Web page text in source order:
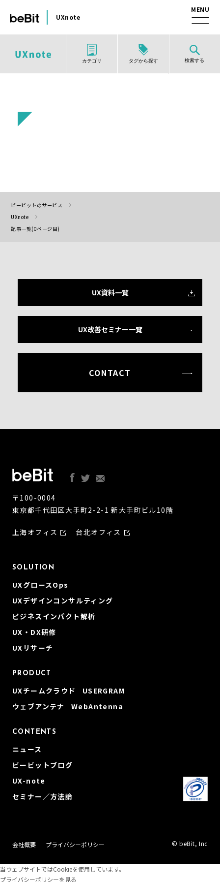
UXnote
カテゴリ タグから探す 検索する
ビービットのサービス
UXnote
記事一覧(0ページ目)
UX資料一覧
UX改善セミナー一覧
CONTACT
〒100-0004
東京都千代田区大手町2-2-1 新大手町ビル10階
上海オフィス 台北オフィス
SOLUTION
UXグロースOps
UXデザインコンサルティング
ビジネスインパクト解析
UX・DX研修
UXリサーチ
PRODUCT
UXチームクラウド USERGRAM
ウェブアンテナ WebAntenna
CONTENTS
ニュース
ビービットブログ
UX-note
セミナー／方法論
会社概要 プライバシーポリシー © beBit, Inc
当ウェブサイトではCookieを使用しています。
プライバシーポリシーを見る